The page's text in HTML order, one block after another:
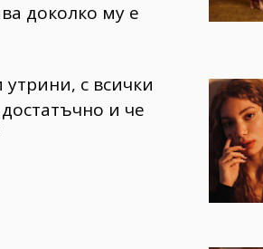
доколко му е
с всички
и че